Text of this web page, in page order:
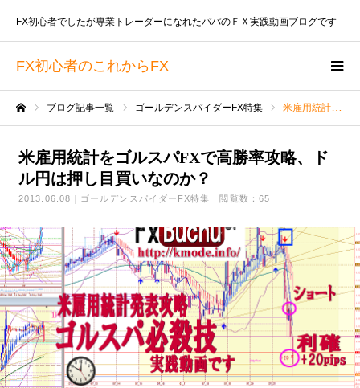
FX初心者のこれからFX
FX初心者でしたが専業トレーダーになれたパパのＦＸ実践動画ブログです
ブログ記事一覧 ゴールデンスパイダーFX特集 米雇用統計をゴルスパFXで高勝率攻略、ドル円は押し目買いなのか？
米雇用統計をゴルスパFXで高勝率攻略、ド
ル円は押し目買いなのか？
2013.06.08 ゴールデンスパイダーFX特集 閲覧数：65